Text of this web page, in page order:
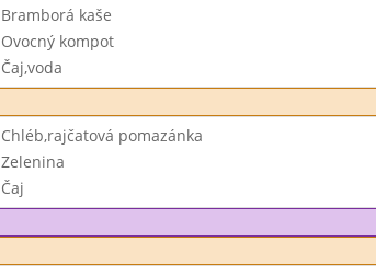
Bramborá kaše
Ovocný kompot
Čaj,voda
Chléb,rajčatová pomazánka
Zelenina
Čaj